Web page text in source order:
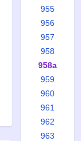
955
956
957
958
958a
959
960
961
962
963